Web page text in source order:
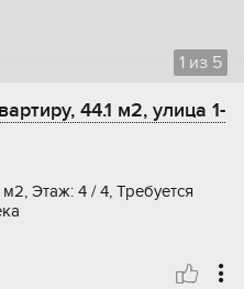
1 из 5
44.1 м2, улица 1-
Этаж: 4 / 4, Требуется